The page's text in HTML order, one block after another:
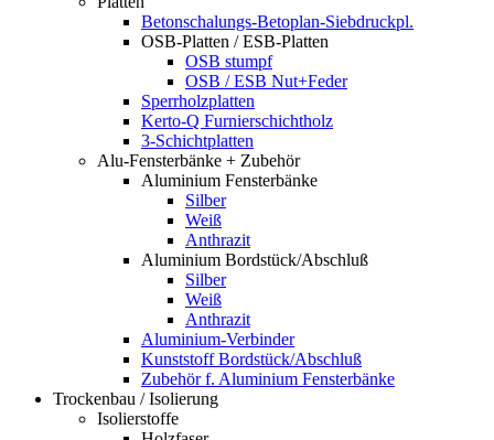
Betonschalungs-Betoplan-Siebdruckpl.
OSB-Platten / ESB-Platten
OSB stumpf
OSB / ESB Nut+Feder
Sperrholzplatten
Kerto-Q Furnierschichtholz
3-Schichtplatten
Alu-Fensterbänke + Zubehör
Aluminium Fensterbänke
Silber
Weiß
Anthrazit
Aluminium Bordstück/Abschluß
Silber
Weiß
Anthrazit
Aluminium-Verbinder
Kunststoff Bordstück/Abschluß
Zubehör f. Aluminium Fensterbänke
Trockenbau / Isolierung
Isolierstoffe